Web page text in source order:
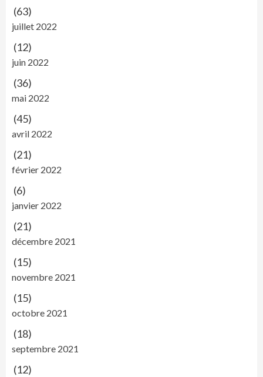
(63)
juillet 2022
(12)
juin 2022
(36)
mai 2022
(45)
avril 2022
(21)
février 2022
(6)
janvier 2022
(21)
décembre 2021
(15)
novembre 2021
(15)
octobre 2021
(18)
septembre 2021
(12)